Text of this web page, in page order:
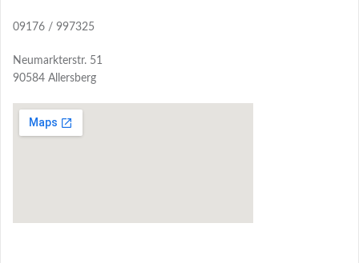
09176 / 997325
Neumarkterstr. 51
90584 Allersberg